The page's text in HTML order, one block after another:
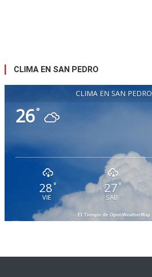
CLIMA EN SAN PEDRO
CLIMA EN SAN PEDRO
26°
28°
VIE
27 °
SAB
El Tiempo de OpenWeatherMap